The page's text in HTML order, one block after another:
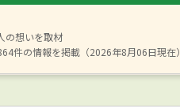
の想いを取材
件の情報を掲載（2026年8月06日現在）